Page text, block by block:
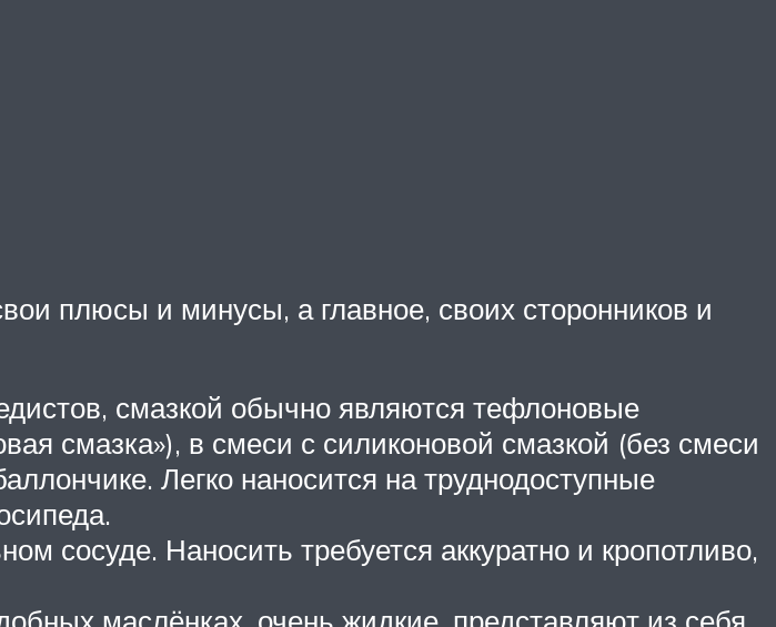
плюсы и минусы, а главное, своих сторонников и
смазкой обычно являются тефлоновые
смазка»), в смеси с силиконовой смазкой (без смеси
Легко наносится на труднодоступные
сосуде. Наносить требуется аккуратно и кропотливо,